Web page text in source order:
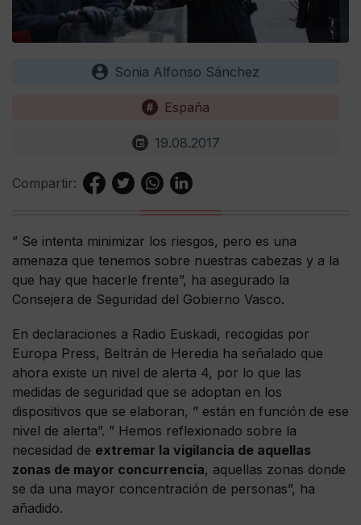
Sonia Alfonso Sánchez
España
19.08.2017
Compartir:
” Se intenta minimizar los riesgos, pero es una
amenaza que tenemos sobre nuestras cabezas y a la
que hay que hacerle frente”, ha asegurado la
Consejera de Seguridad del Gobierno Vasco.
En declaraciones a Radio Euskadi, recogidas por
Europa Press, Beltrán de Heredia ha señalado que
ahora existe un nivel de alerta 4, por lo que las
medidas de seguridad que se adoptan en los
dispositivos que se elaboran, ” están en función de ese
nivel de alerta”. ” Hemos reflexionado sobre la
necesidad de extremar la vigilancia de aquellas
zonas de mayor concurrencia, aquellas zonas donde
se da una mayor concentración de personas”, ha
añadido.